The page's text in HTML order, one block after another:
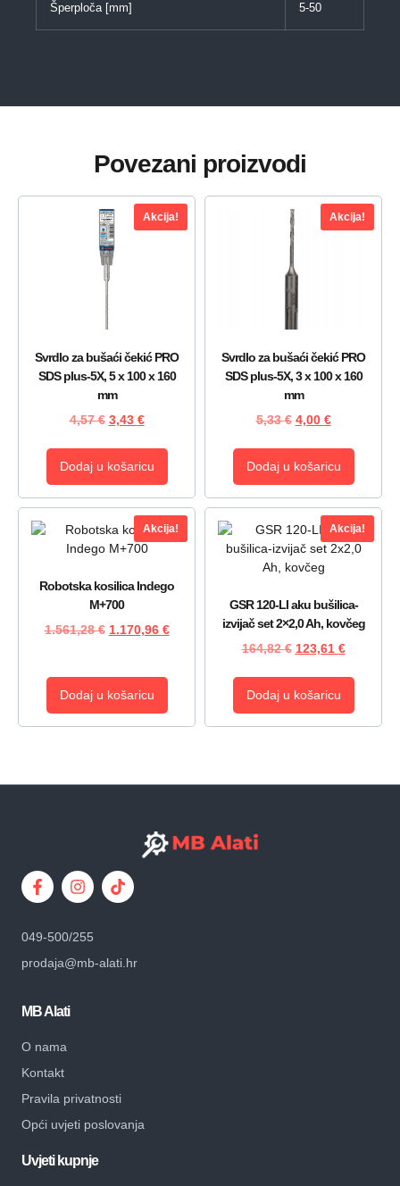
Šperploča [mm] 5-50
Povezani proizvodi
Akcija!
Svrdlo za bušaći čekić PRO
SDS plus-5X, 5 x 100 x 160
mm
4,57€ 3,43 €
Dodaj u košaricu
Akcija!
Svrdlo za bušaći čekić PRO
SDS plus-5X, 3 x 100 x 160
mm
5,33€ 4,00 €
Dodaj u košaricu
Akcija!
Robotska kosilica Indego
M+700
1.561,28€ 1.170,96 €
Dodaj u košaricu
Akcija!
GSR 120-LI aku bušilica-
izvijač set 2×2,0 Ah, kovčeg
164,82€ 123,61 €
Dodaj u košaricu
049-500/255
prodaja@mb-alati.hr
MB Alati
O nama
Kontakt
Pravila privatnosti
Opći uvjeti poslovanja
Uvjeti kupnje